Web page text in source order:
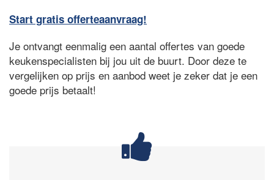
Start gratis offerteaanvraag!
Je ontvangt eenmalig een aantal offertes van goede
keukenspecialisten bij jou uit de buurt. Door deze te
vergelijken op prijs en aanbod weet je zeker dat je een
goede prijs betaalt!